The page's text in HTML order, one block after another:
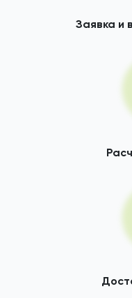
Заявка и